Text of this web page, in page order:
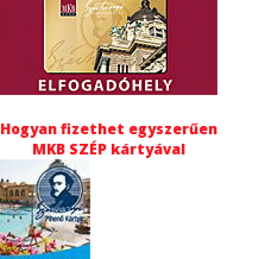
Hogyan fizethet egyszerűen
MKB SZÉP kártyával